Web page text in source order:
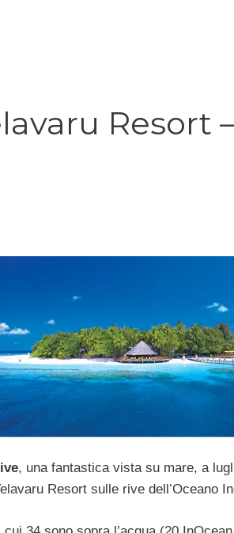
Resort
, una fantastica vista su mare, a
Resort sulle rive dell’Oceano